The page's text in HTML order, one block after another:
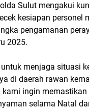
Sulut mengakui
kesiapan personel
pengamanan
2025.
menjaga situasi
di daerah rawan
ingin
selama Natal